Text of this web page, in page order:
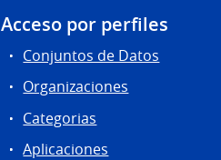
Acceso por perfiles
Conjuntos de Datos
Organizaciones
Categorias
Aplicaciones